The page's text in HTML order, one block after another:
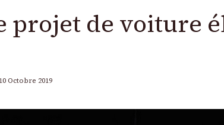
projet de voiture
10 Octobre 2019